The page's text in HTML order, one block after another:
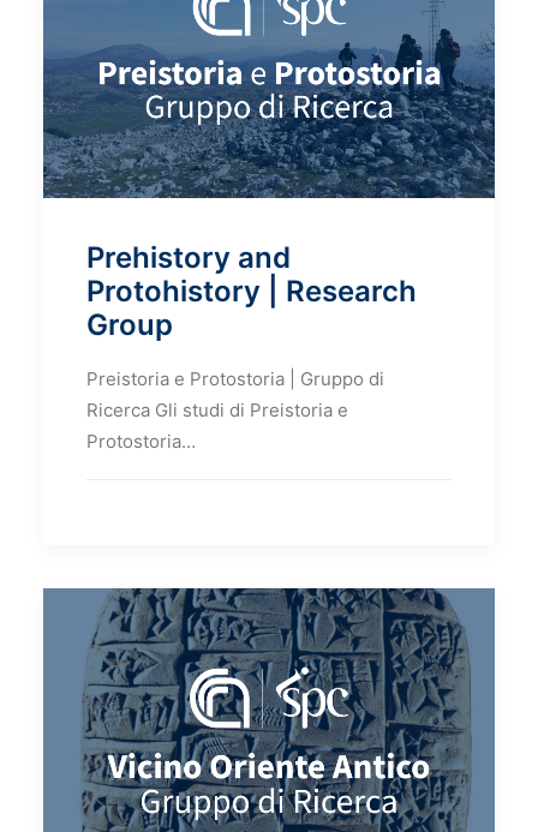
Prehistory and
Protohistory | Research
Group
Preistoria e Protostoria | Gruppo di
Ricerca Gli studi di Preistoria e
Protostoria…